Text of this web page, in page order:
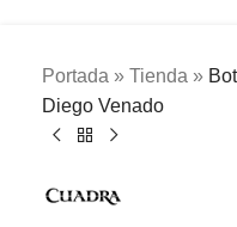
Portada » Tienda »
Diego Venado